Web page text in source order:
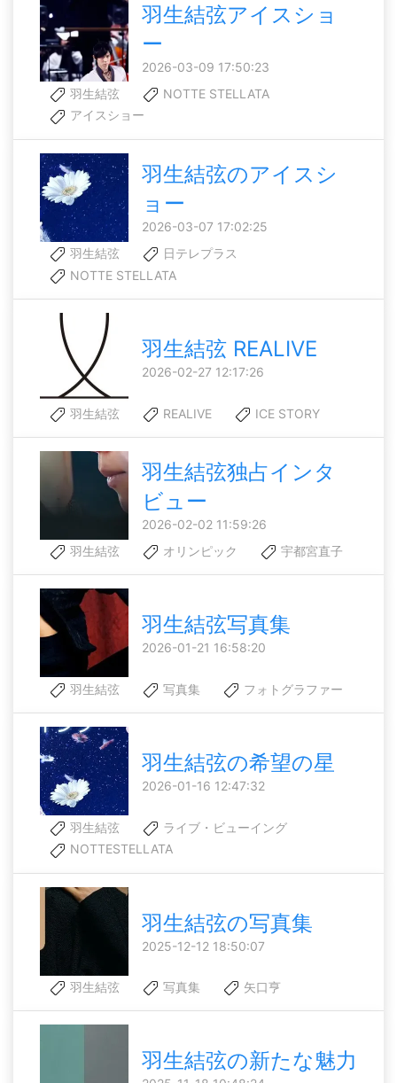
羽生結弦アイスショ
ー
2026-03-09 17:50:23
羽生結弦
NOTTE STELLATA
アイスショー
羽生結弦のアイスシ
ョー
2026-03-07 17:02:25
羽生結弦
日テレプラス
NOTTE STELLATA
羽生結弦 REALIVE
2026-02-27 12:17:26
羽生結弦 REALIVE ICE STORY
羽生結弦独占インタ
ビュー
2026-02-02 11:59:26
羽生結弦
オリンピック 宇都宮直子
羽生結弦写真集
2026-01-21 16:58:20
羽生結弦 写真集 フォトグラファー
羽生結弦の希望の星
2026-01-16 12:47:32
羽生結弦
ライブ・ビューイング
NOTTESTELLATA
羽生結弦の写真集
2025-12-12 18:50:07
羽生結弦 写真集 矢口亨
羽生結弦の新たな魅力